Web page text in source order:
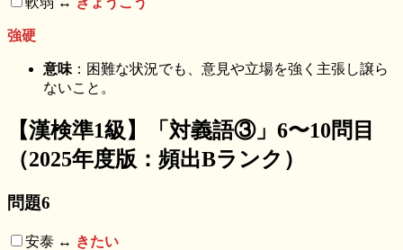
強硬
意味 ：困難な状況でも、意見や立場を強く主張し譲ら
ないこと。
【漢検準1級】「対義語③」6〜10問目
（2025年度版：頻出Bランク）
問題6
安泰 ↔︎ きたい